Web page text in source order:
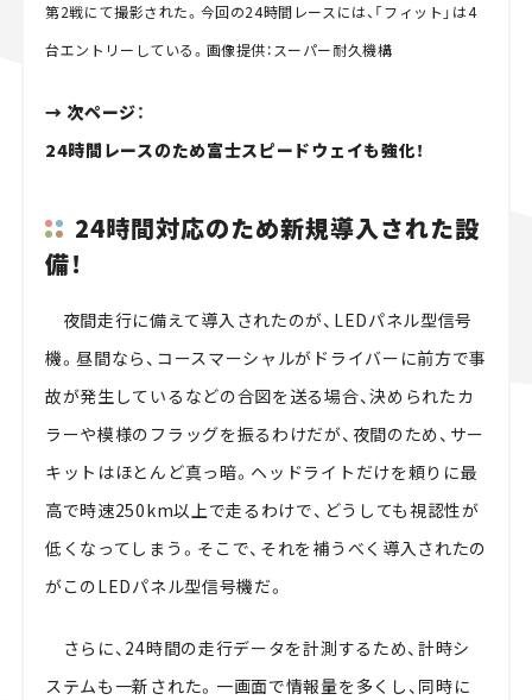
第2戦にて撮影された。今回の24時間レースには、「フィット」は4
台エントリーしている。画像提供：スーパー耐久機構
→ 次ページ：
24時間レースのため富士スピードウェイも強化！
24時間対応のため新規導入された設
備！
夜間走行に備えて導入されたのが、LEDパネル型信号
機。昼間なら、コースマーシャルがドライバーに前方で事
故が発生しているなどの合図を送る場合、決められたカ
ラーや模様のフラッグを振るわけだが、夜間のため、サー
キットはほとんど真っ暗。ヘッドライトだけを頼りに最
高で時速250km以上で走るわけで、どうしても視認性が
低くなってしまう。そこで、それを補うべく導入されたの
がこのLEDパネル型信号機だ。
さらに、24時間の走行データを計測するため、計時シ
ステムも一新された。一画面で情報量を多くし、同時に